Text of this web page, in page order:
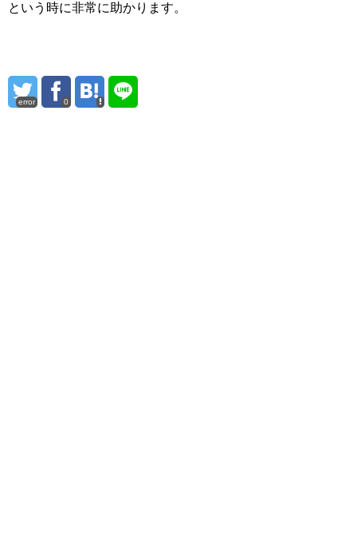
という時に非常に助かります。
error 0